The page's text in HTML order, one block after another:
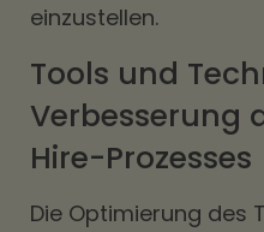
einzustellen.
Tools und
Verbesserung
Hire-Prozesses
Die Optimierung des